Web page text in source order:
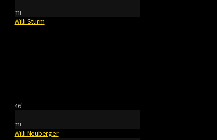
mi
Willi Sturm
46'
mi
Willi Neuberger